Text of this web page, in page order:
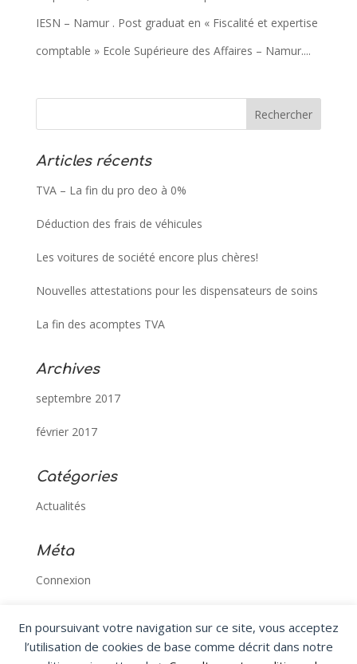
En poursuivant votre navigation sur ce site, vous acceptez
l’utilisation de cookies de base comme décrit dans notre
IESN – Namur . Post graduat en « Fiscalité et expertise
comptable » Ecole Supérieure des Affaires – Namur....
Articles récents
TVA – La fin du pro deo à 0%
Déduction des frais de véhicules
Les voitures de société encore plus chères!
Nouvelles attestations pour les dispensateurs de soins
La fin des acomptes TVA
Archives
septembre 2017
février 2017
Catégories
Actualités
Méta
Connexion
Flux des commentaires